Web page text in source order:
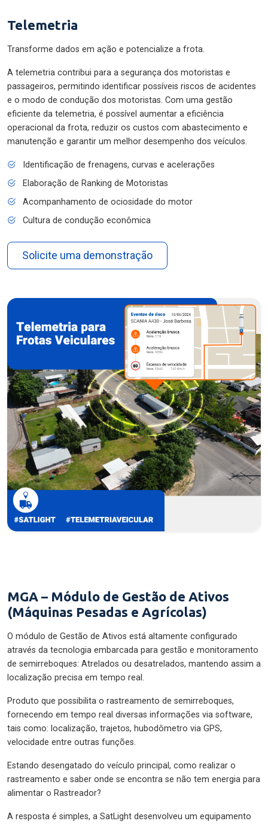
Telemetria
Transforme dados em ação e potencialize a frota.
A telemetria contribui para a segurança dos motoristas e
passageiros, permitindo identificar possíveis riscos de acidentes
e o modo de condução dos motoristas. Com uma gestão
eficiente da telemetria, é possível aumentar a eficiência
operacional da frota, reduzir os custos com abastecimento e
manutenção e garantir um melhor desempenho dos veículos.
Identificação de frenagens, curvas e acelerações
Elaboração de Ranking de Motoristas
Acompanhamento de ociosidade do motor
Cultura de condução econômica
Solicite uma demonstração
MGA – Módulo de Gestão de Ativos
(Máquinas Pesadas e Agrícolas)
O módulo de Gestão de Ativos está altamente configurado
através da tecnologia embarcada para gestão e monitoramento
de semirreboques: Atrelados ou desatrelados, mantendo assim a
localização precisa em tempo real.
Produto que possibilita o rastreamento de semirreboques,
fornecendo em tempo real diversas informações via software,
tais como: localização, trajetos, hubodômetro via GPS,
velocidade entre outras funções.
Estando desengatado do veículo principal, como realizar o
rastreamento e saber onde se encontra se não tem energia para
alimentar o Rastreador?
A resposta é simples, a SatLight desenvolveu um equipamento